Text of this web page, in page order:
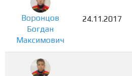
Воронцов
Богдан
Максимович
24.11.2017